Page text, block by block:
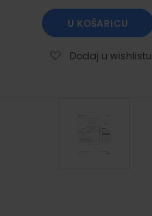
U KOŠARICU
Dodaj u wishlistu